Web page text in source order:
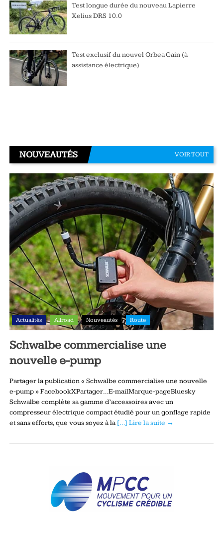
Test longue durée du nouveau Lapierre
Xelius DRS 10.0
Test exclusif du nouvel Orbea Gain (à
assistance électrique)
NOUVEAUTÉS VOIR TOUT
Actualités Allroad Nouveautés Route
Schwalbe commercialise une
nouvelle e-pump
Partager la publication « Schwalbe commercialise une nouvelle
e-pump » FacebookXPartager…E-mailMarque-pageBluesky
Schwalbe complète sa gamme d’accessoires avec un
compresseur électrique compact étudié pour un gonflage rapide
et sans efforts, que vous soyez à la […] Lire la suite →